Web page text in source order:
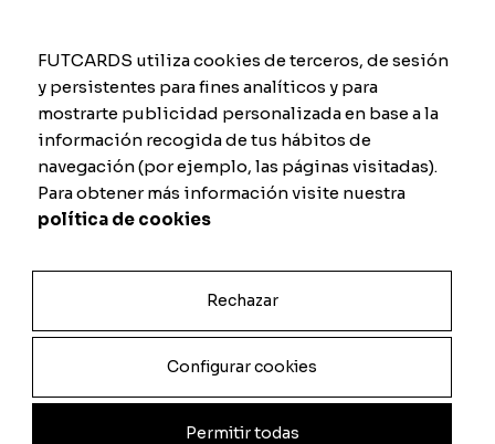
Shooting Defense
Previsualizar carta
FUTCARDS utiliza cookies de terceros, de sesión
y persistentes para fines analíticos y para
mostrarte publicidad personalizada en base a la
información recogida de tus hábitos de
navegación (por ejemplo, las páginas visitadas).
Para obtener más información visite nuestra
política de cookies
Rechazar
Configurar cookies
Permitir todas